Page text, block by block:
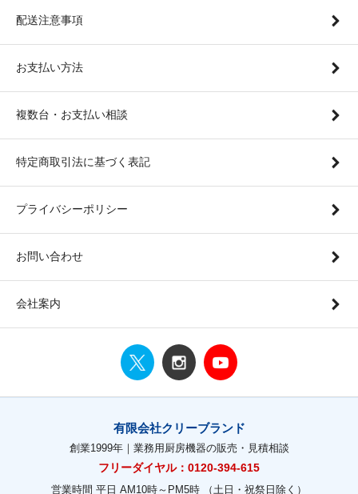
配送注意事項
お支払い方法
複数台・お支払い相談
特定商取引法に基づく表記
プライバシーポリシー
お問い合わせ
会社案内
有限会社クリーブランド
創業1999年｜業務用厨房機器の販売・見積相談
フリーダイヤル：0120-394-615
営業時間 平日 AM10時～PM5時 （土日・祝祭日除く）